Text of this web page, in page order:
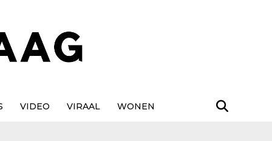
VIDEO VIRAAL WONEN